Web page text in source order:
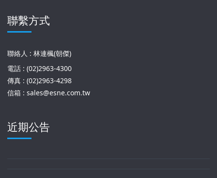
聯繫方式
聯絡人 : 林連楓(朝傑)
電話 : (02)2963-4300
傳真 : (02)2963-4298
信箱 : sales@esne.com.tw
近期公告